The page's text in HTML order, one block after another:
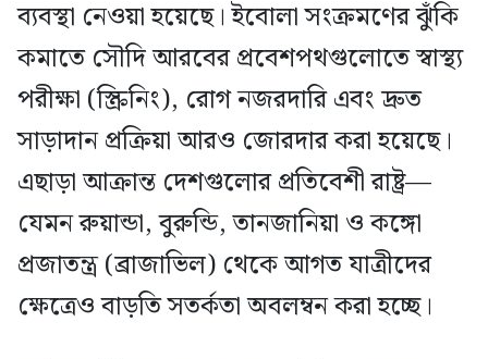
ব্যবস্থা নেওয়া হয়েছে। ইবোলা সংক্রমণের ঝুঁকি
কমাতে সৌদি আরবের প্রবেশপথগুলোতে স্বাস্থ্য
পরীক্ষা (স্ক্রিনিং), রোগ নজরদারি এবং দ্রুত
সাড়াদান প্রক্রিয়া আরও জোরদার করা হয়েছে।
এছাড়া আক্রান্ত দেশগুলোর প্রতিবেশী রাষ্ট্র—
যেমন রুয়ান্ডা, বুরুন্ডি, তানজানিয়া ও কঙ্গো
প্রজাতন্ত্র (ব্রাজাভিল) থেকে আগত যাত্রীদের
ক্ষেত্রেও বাড়তি সতর্কতা অবলম্বন করা হচ্ছে।